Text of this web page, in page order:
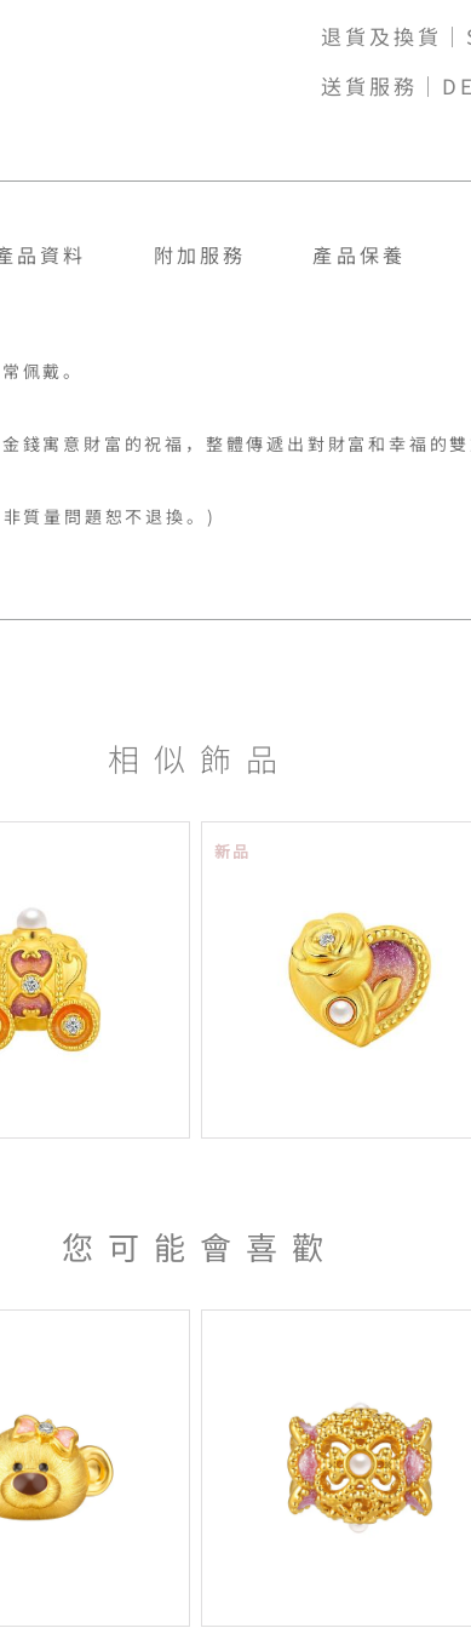
退貨及換貨
送貨服務｜
品資料 附加服務 產品保養
佩戴。
寓意財富的祝福，整體傳遞出對財富和幸福的
質量問題恕不退換。)
相似飾品
新品
您可能會喜歡